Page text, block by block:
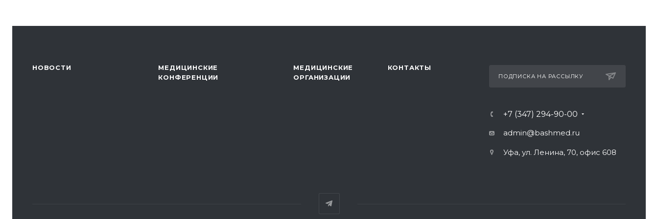
НОВОСТИ
МЕДИЦИНСКИЕ
КОНФЕРЕНЦИИ
МЕДИЦИНСКИЕ
ОРГАНИЗАЦИИ
КОНТАКТЫ
ПОДПИСКА НА РАССЫЛКУ
+7 (347) 294-90-00
admin@bashmed.ru
Уфа, ул. Ленина, 70, офис 608